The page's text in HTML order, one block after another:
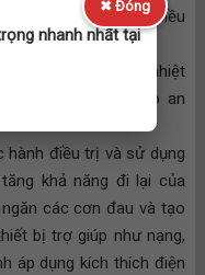
đó, lên kế hoạch điều
cho người bệnh.
các kỹ thuật như nhiệt
xoa bóp… đảm bảo an
hành điều trị và sử dụng
khả năng đi lại của
các cơn đau và tạo
bị trợ giúp như nạng,
áp dụng kích thích điện
✖ Đóng
nhanh nhất tại